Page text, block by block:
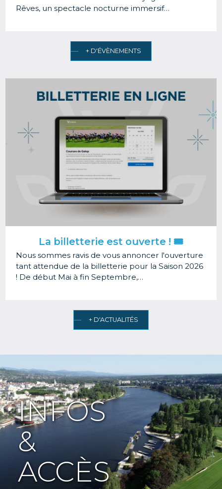
Rêves, un spectacle nocturne immersif…
+ D'ÉVÈNEMENTS
La billetterie est ouverte ! 🎟️
Nous sommes ravis de vous annoncer l'ouverture
tant attendue de la billetterie pour la Saison 2026
! De début Mai à fin Septembre,…
+ D'ACTUALITÉS
INFOS
&
ACCÈS